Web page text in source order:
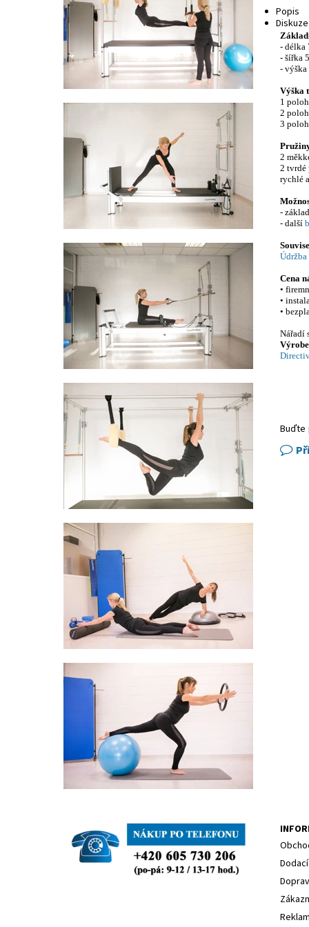
Popis
Diskuze
- délka
- šířka
- výška
Výška
1
2
3
2
2 tvrdé
rychlé
-
- další
Cena
•
•
•
Nářadí
Buďte